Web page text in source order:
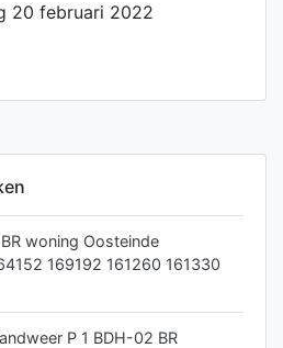
20 februari 2022
woning Oosteinde
169192 161260 161330
P 1 BDH-02 BR